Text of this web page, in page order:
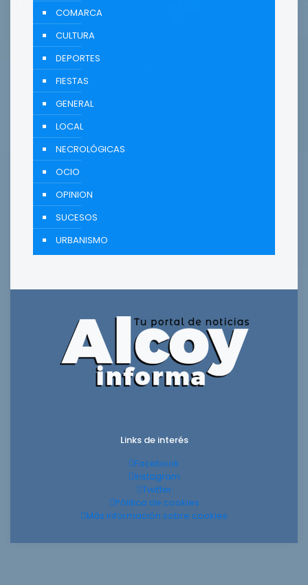
COMARCA
CULTURA
DEPORTES
FIESTAS
GENERAL
LOCAL
NECROLÓGICAS
OCIO
OPINION
SUCESOS
URBANISMO
Links de interés
Facebook
Instagram
Twitter
Pólitica de cookies
Más información sobre cookies